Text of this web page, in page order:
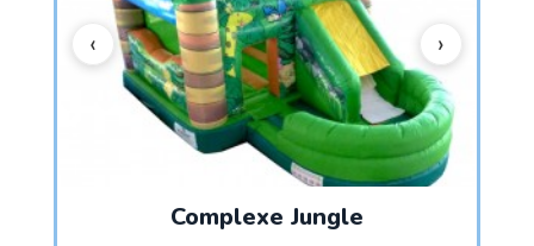
Complexe Jungle